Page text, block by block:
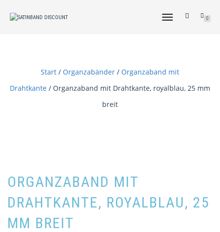
NAVIGATION
0
Start / Organzabänder / Organzaband mit
Drahtkante / Organzaband mit Drahtkante, royalblau, 25 mm
breit
ORGANZABAND MIT
DRAHTKANTE, ROYALBLAU, 25
MM BREIT